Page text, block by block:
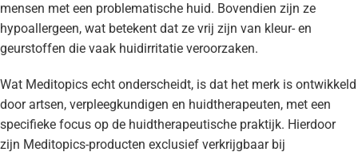
mensen met een problematische huid. Bovendien zijn ze
hypoallergeen, wat betekent dat ze vrij zijn van kleur- en
geurstoffen die vaak huidirritatie veroorzaken.
Wat Meditopics echt onderscheidt, is dat het merk is ontwikkeld
door artsen, verpleegkundigen en huidtherapeuten, met een
specifieke focus op de huidtherapeutische praktijk. Hierdoor
zijn Meditopics-producten exclusief verkrijgbaar bij